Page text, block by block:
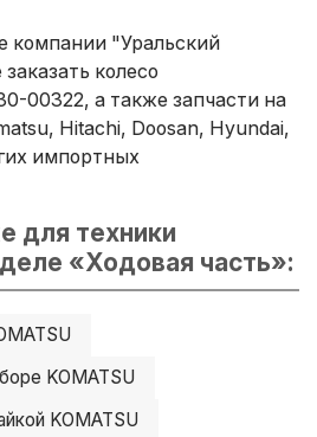
компании "Уральский
колесо
00322, а также запчасти на
Hitachi, Doosan, Hyundai,
импортных
для техники
«Ходовая часть»:
KOMATSU
KOMATSU